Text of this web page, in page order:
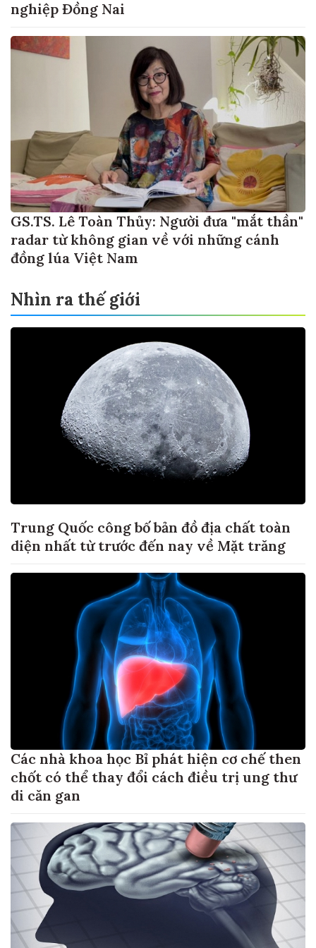
nghiệp Đồng Nai
GS.TS. Lê Toàn Thủy: Người đưa "mắt thần"
radar từ không gian về với những cánh
đồng lúa Việt Nam
Nhìn ra thế giới
Trung Quốc công bố bản đồ địa chất toàn
diện nhất từ trước đến nay về Mặt trăng
Các nhà khoa học Bỉ phát hiện cơ chế then
chốt có thể thay đổi cách điều trị ung thư
di căn gan